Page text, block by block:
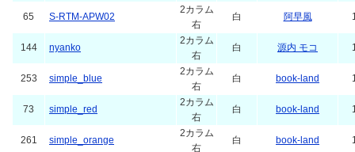
65 S-RTM-APW02
2カラム
右
白 阿早風
144 nyanko
2カラム
右
白 源内 モコ
253 simple_blue
2カラム
右
白 book-land
73 simple_red
2カラム
右
白 book-land
261 simple_orange
2カラム
右
白 book-land